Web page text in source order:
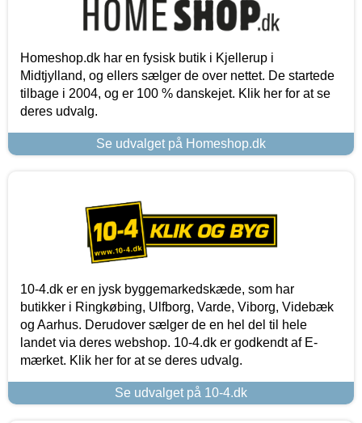
Homeshop.dk har en fysisk butik i Kjellerup i
Midtjylland, og ellers sælger de over nettet. De startede
tilbage i 2004, og er 100 % danskejet. Klik her for at se
deres udvalg.
Se udvalget på Homeshop.dk
10-4.dk er en jysk byggemarkedskæde, som har
butikker i Ringkøbing, Ulfborg, Varde, Viborg, Videbæk
og Aarhus. Derudover sælger de en hel del til hele
landet via deres webshop. 10-4.dk er godkendt af E-
mærket. Klik her for at se deres udvalg.
Se udvalget på 10-4.dk